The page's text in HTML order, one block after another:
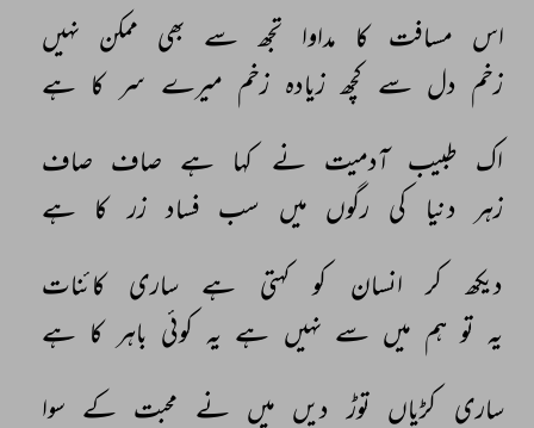
اس مسافت کا مداوا تجھ سے بھی ممکن نہیں
زخم دل سے کچھ زیادہ زخم میرے سر کا ہے
اک طبیب آدمیت نے کہا ہے صاف صاف
زہر
دنیا کی رگوں میں سب فساد زر کا ہے
دیکھ
کر انسان کو کہتی ہے ساری
کائنات
یہ تو ہم میں سے نہیں ہے یہ کوئی باہر کا ہے
ساری کڑیاں توڑ دیں میں نے محبت کے سوا